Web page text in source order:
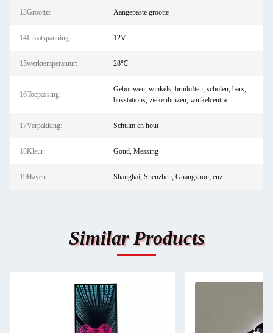
13Grootte: Aangepaste grootte
14Inlaatspanning: 12V
15werktemperatuur: 28℃
16Toepassing:
Gebouwen, winkels, bruiloften, scholen, bars,
busstations, ziekenhuizen, winkelcentra
17Verpakking: Schuim en hout
18Kleur: Goud, Messing
19Haven: Shanghai; Shenzhen; Guangzhou; enz.
Similar Products